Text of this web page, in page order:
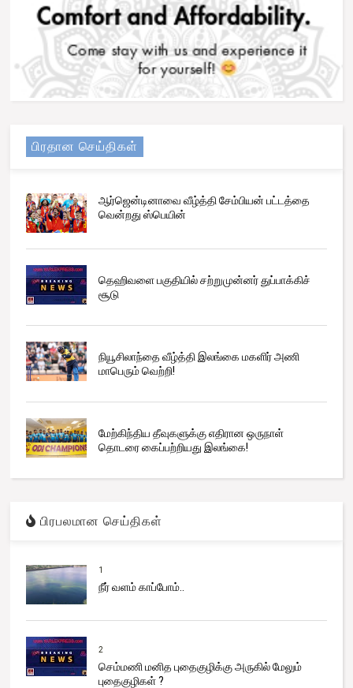
பிரதான செய்திகள்
ஆர்ஜென்டினாவை வீழ்த்தி சேம்பியன் பட்டத்தை
வென்றது ஸ்பெயின்
தெஹிவளை பகுதியில் சற்றுமுன்னர் துப்பாக்கிச்
சூடு
நியூசிலாந்தை வீழ்த்தி இலங்கை மகளிர் அணி
மாபெரும் வெற்றி!
மேற்கிந்திய தீவுகளுக்கு எதிரான ஒருநாள்
தொடரை கைப்பற்றியது இலங்கை!
பிரபலமான செய்திகள்
1
நீர் வளம் காப்போம்..
2
செம்மணி மனித புதைகுழிக்கு அருகில் மேலும்
புதைகுழிகள் ?